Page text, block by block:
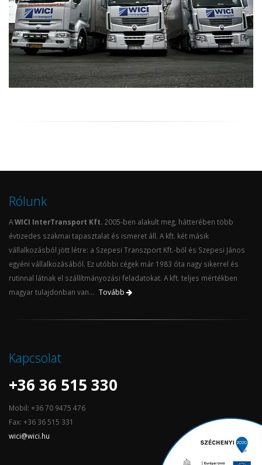
Rólunk
AWICI InterTransport Kft. 2005-ben alakult meg, hátterében több
évtizedes szakmai tapasztalat és ismeret áll. A kft. két másik
vállalkozásból jött létre: a Szepesi Transzport Kft.-ből és Szepesi János
egyéni vállalkozásából. Ez utóbbi cégek már 1983 óta nagy sikerrel és
rutinnal látnak el szállítmányozási feladatokat. A kft. teljes mértékben
magyar tulajdonban van... Tovább
Kapcsolat
+36 36 515 330
Mobil: +36 70 9475 476
Fax: +36 36 515 331
wici@wici.hu